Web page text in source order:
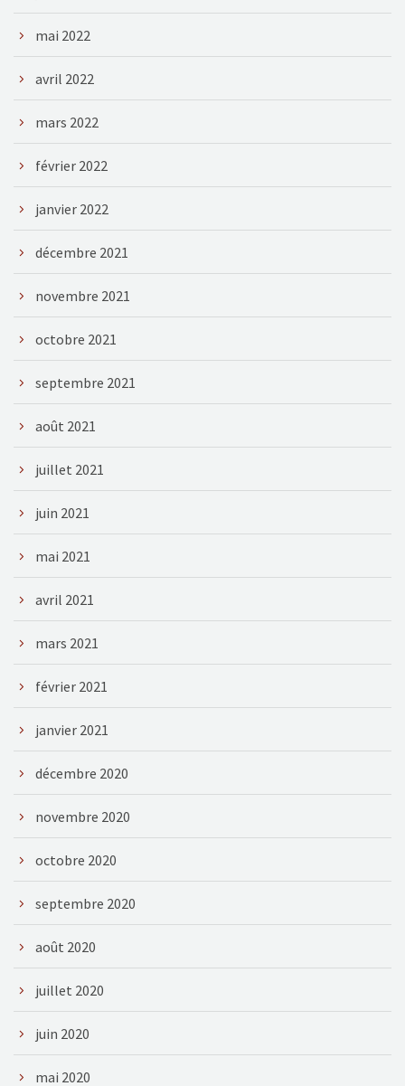
mai 2022
avril 2022
mars 2022
février 2022
janvier 2022
décembre 2021
novembre 2021
octobre 2021
septembre 2021
août 2021
juillet 2021
juin 2021
mai 2021
avril 2021
mars 2021
février 2021
janvier 2021
décembre 2020
novembre 2020
octobre 2020
septembre 2020
août 2020
juillet 2020
juin 2020
mai 2020